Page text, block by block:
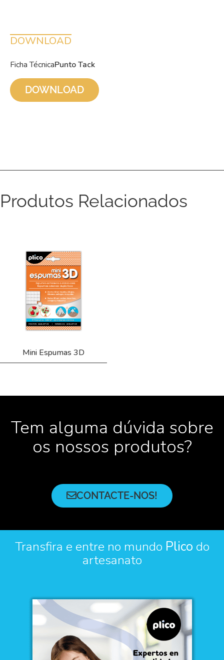
DOWNLOAD
Ficha TécnicaPunto Tack
DOWNLOAD
Produtos Relacionados
Mini Espumas 3D
Tem alguma dúvida sobre
os nossos produtos?
CONTACTE-NOS!
Transfira e entre no mundo Plico do
artesanato